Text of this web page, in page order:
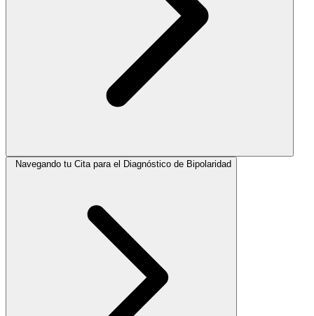
Navegando tu Cita para el Diagnóstico de Bipolaridad